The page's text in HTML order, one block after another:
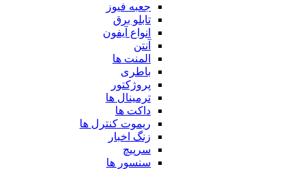
جعبه فیوز
تابلو برق
انواع آیفون
آنتن
المنت ها
باطری
پروژکتور
ترمینال ها
داکت ها
ریموت کنترل ها
زنگ اخبار
سرپیچ
سنسور ها